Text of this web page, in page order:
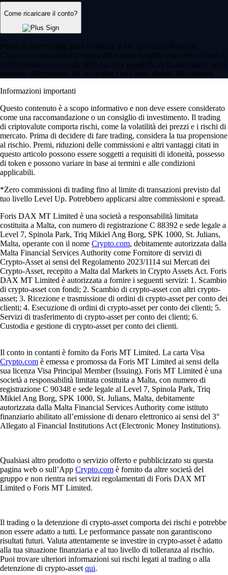
Come ricaricare il conto?
Prima di fare trading, puoi ricaricare il tuo account sull'app di
Crypto.com depositando valuta fiat tramite bonifico bancario o carta di
credito/debito (a seconda della tua area geografica). In alternativa, puoi
trasferire direttamente sul tuo wallet i tuoi asset digitali già esistenti.
Informazioni importanti
Questo contenuto è a scopo informativo e non deve essere considerato
come una raccomandazione o un consiglio di investimento. Il trading
di criptovalute comporta rischi, come la volatilità dei prezzi e i rischi di
mercato. Prima di decidere di fare trading, considera la tua propensione
al rischio. Premi, riduzioni delle commissioni e altri vantaggi citati in
questo articolo possono essere soggetti a requisiti di idoneità, possesso
di token e possono variare in base ai termini e alle condizioni
applicabili.
*Zero commissioni di trading fino al limite di transazioni previsto dal
tuo livello Level Up. Potrebbero applicarsi altre commissioni e spread.
Foris DAX MT Limited è una società a responsabilità limitata
costituita a Malta, con numero di registrazione C 88392 e sede legale a
Level 7, Spinola Park, Triq Mikiel Ang Borg, SPK 1000, St. Julians,
Malta, operante con il nome Crypto.com, debitamente autorizzata dalla
Malta Financial Services Authority come Fornitore di servizi di
Crypto-Asset ai sensi del Regolamento 2023/1114 sui Mercati dei
Crypto-Asset, recepito a Malta dal Markets in Crypto Assets Act. Foris
DAX MT Limited è autorizzata a fornire i seguenti servizi: 1. Scambio
di crypto-asset con fondi; 2. Scambio di crypto-asset con altri crypto-
asset; 3. Ricezione e trasmissione di ordini di crypto-asset per conto dei
clienti; 4. Esecuzione di ordini di crypto-asset per conto dei clienti; 5.
Servizi di trasferimento di crypto-asset per conto dei clienti; 6.
Custodia e gestione di crypto-asset per conto dei clienti.
Il conto in contanti è fornito da Foris MT Limited. La carta Visa
Crypto.com è emessa e promossa da Foris MT Limited ai sensi della
sua licenza Visa Principal Member (Issuing). Foris MT Limited è una
società a responsabilità limitata costituita a Malta, con numero di
registrazione C 90348 e sede legale al Level 7, Spinola Park, Triq
Mikiel Ang Borg, SPK 1000, St. Julians, Malta, debitamente
autorizzata dalla Malta Financial Services Authority come istituto
finanziario abilitato all’emissione di denaro elettronico ai sensi del 3°
Allegato al Financial Institutions Act (Electronic Money Institutions).
Qualsiasi altro prodotto o servizio offerto e pubblicizzato su questa
pagina web o sull’App Crypto.com è fornito da altre società del
gruppo e non rientra nei servizi regolamentati di Foris DAX MT
Limited o Foris MT Limited.
Il trading o la detenzione di crypto-asset comporta dei rischi e potrebbe
non essere adatto a tutti. Le performance passate non garantiscono
risultati futuri. Valuta attentamente se investire in crypto-asset è adatto
alla tua situazione finanziaria e al tuo livello di tolleranza al rischio.
Puoi trovare ulteriori informazioni sui rischi legati al trading o alla
detenzione di crypto-asset qui.